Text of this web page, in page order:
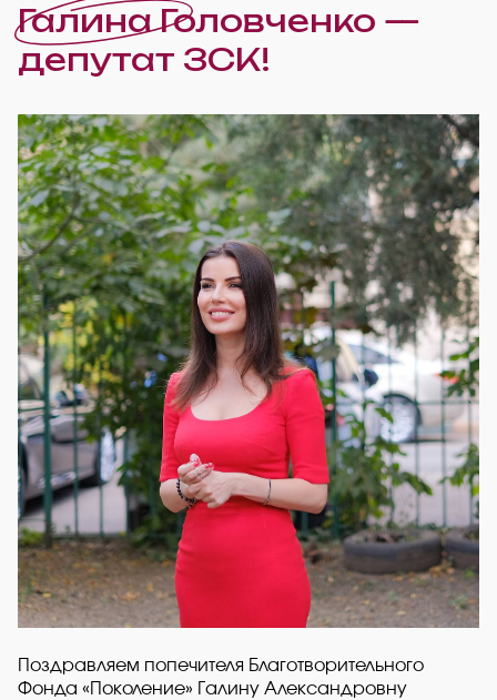
Галина Головченко —
депутат ЗСК!
Поздравляем попечителя Благотворительного
Фонда «Поколение» Галину Александровну